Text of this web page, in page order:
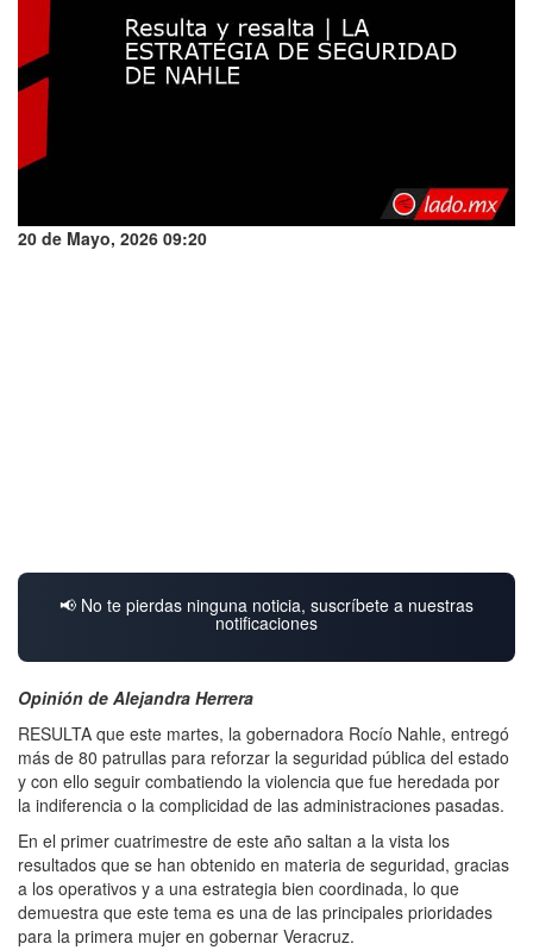
20 de Mayo, 2026 09:20
📢 No te pierdas ninguna noticia, suscríbete a nuestras
notificaciones
Opinión de Alejandra Herrera
RESULTA que este martes, la gobernadora Rocío Nahle, entregó
más de 80 patrullas para reforzar la seguridad pública del estado
y con ello seguir combatiendo la violencia que fue heredada por
la indiferencia o la complicidad de las administraciones pasadas.
En el primer cuatrimestre de este año saltan a la vista los
resultados que se han obtenido en materia de seguridad, gracias
a los operativos y a una estrategia bien coordinada, lo que
demuestra que este tema es una de las principales prioridades
para la primera mujer en gobernar Veracruz.